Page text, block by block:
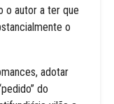
o autor a ter que
o
adotar
do